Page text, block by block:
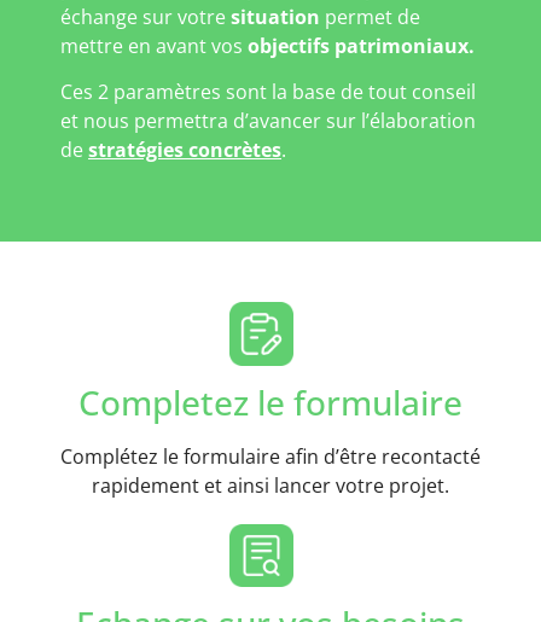
échange sur votresituation permet de
mettre en avant vos objectifs patrimoniaux.
Ces 2 paramètres sont la base de tout conseil
et nous permettra d’avancer sur l’élaboration
destratégies concrètes.
Completez le formulaire
Complétez le formulaire afin d’être recontacté
rapidement et ainsi lancer votre projet.